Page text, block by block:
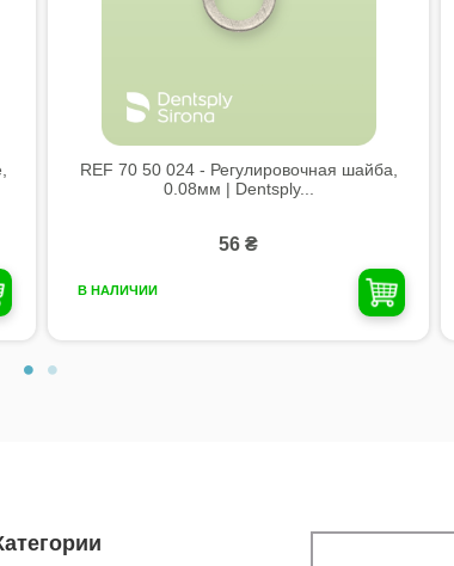
REF 70 50 024 - Регулировочная шайба,
0.08мм | Dentsply...
56 ₴
В НАЛИЧИИ